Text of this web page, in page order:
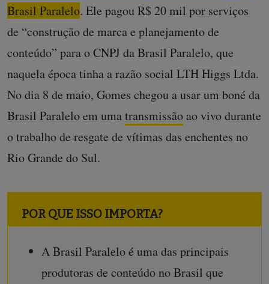
Brasil Paralelo. Ele pagou R$ 20 mil por serviços
de “construção de marca e planejamento de
conteúdo” para o CNPJ da Brasil Paralelo, que
naquela época tinha a razão social LTH Higgs Ltda.
No dia 8 de maio, Gomes chegou a usar um boné da
Brasil Paralelo em umatransmissão ao vivo durante
o trabalho de resgate de vítimas das enchentes no
Rio Grande do Sul.
POR QUE ISSO IMPORTA?
A Brasil Paralelo é uma das principais
produtoras de conteúdo no Brasil que